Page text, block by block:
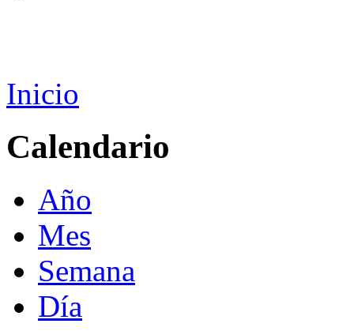
Inicio
Calendario
Año
Mes
Semana
Día